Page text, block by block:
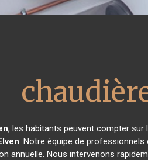
, les habitants peuvent compter sur
. Notre équipe de
annuelle. Nous intervenons